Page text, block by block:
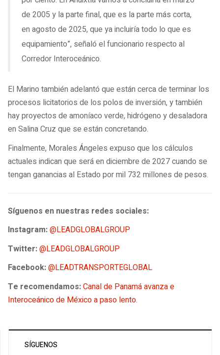
de 2005 y la parte final, que es la parte más corta,
en agosto de 2025, que ya incluiría todo lo que es
equipamiento”, señaló el funcionario respecto al
Corredor Interoceánico.
El Marino también adelantó que están cerca de terminar los
procesos licitatorios de los polos de inversión, y también
hay proyectos de amoníaco verde, hidrógeno y desaladora
en Salina Cruz que se están concretando.
Finalmente, Morales Ángeles expuso que los cálculos
actuales indican que será en diciembre de 2027 cuando se
tengan ganancias al Estado por mil 732 millones de pesos.
Síguenos en nuestras redes sociales:
Instagram:@LEADGLOBALGROUP
Twitter:@LEADGLOBALGROUP
Facebook:@LEADTRANSPORTEGLOBAL
Te recomendamos:Canal de Panamá avanza e
Interoceánico de México a paso lento.
SÍGUENOS